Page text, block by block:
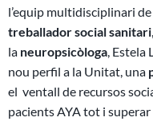
l’equip multidisciplinari
treballador social sanitari
la neuropsicòloga, Estela
nou perfil a la Unitat, una
el ventall de recursos
pacients AYA tot i superar